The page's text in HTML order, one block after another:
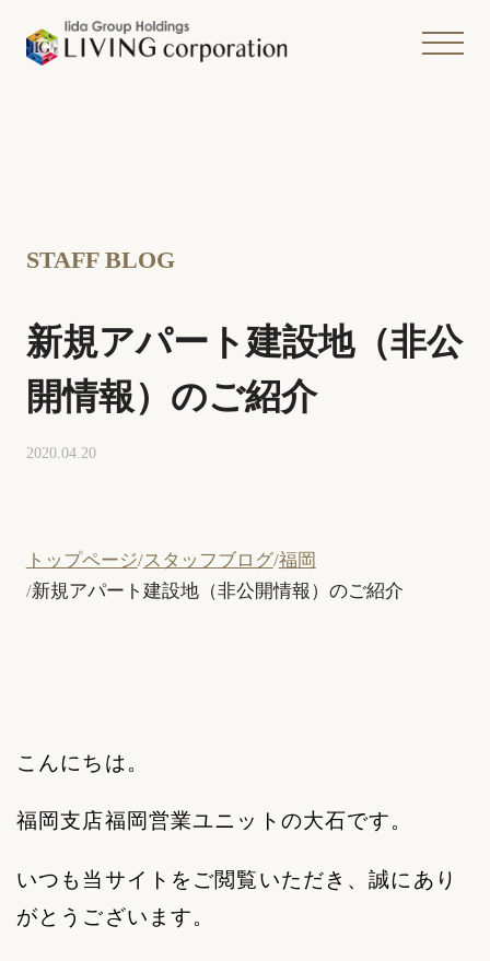
STAFF BLOG
新規アパート建設地（非公
開情報）のご紹介
2020.04.20
トップページ スタッフブログ 福岡
新規アパート建設地（非公開情報）のご紹介
こんにちは。
福岡支店福岡営業ユニットの大石です。
いつも当サイトをご閲覧いただき、誠にあり
がとうございます。